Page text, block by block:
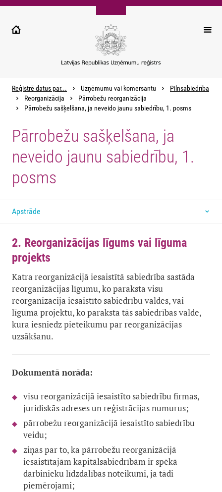
Pārlekt
galveno
Reģistrē datus par... Uzņēmumu vai komersantu
Pilnsabiedrība
Reorganizācija
Pārrobežu reorganizācija
Pārrobežu sašķelšana, ja neveido jaunu sabiedrību, 1. posms
Pārrobežu sašķelšana, ja
neveido jaunu sabiedrību, 1.
posms
Apstrāde
2. Reorganizācijas līgums vai līguma
projekts
Katra reorganizācijā iesaistītā sabiedrība sastāda
reorganizācijas līgumu, ko paraksta visu
reorganizācijā iesaistīto sabiedrību valdes, vai
līguma projektu, ko paraksta tās sabiedrības valde,
kura iesniedz pieteikumu par reorganizācijas
uzsākšanu.
Dokumentā norāda:
visu reorganizācijā iesaistīto sabiedrību firmas,
juridiskās adreses un reģistrācijas numurus;
pārrobežu reorganizācijā iesaistīto sabiedrību
veidu;
ziņas par to, ka pārrobežu reorganizācijā
iesaistītajām kapitālsabiedrībām ir spēkā
darbinieku līdzdalības noteikumi, ja tādi
piemērojami;